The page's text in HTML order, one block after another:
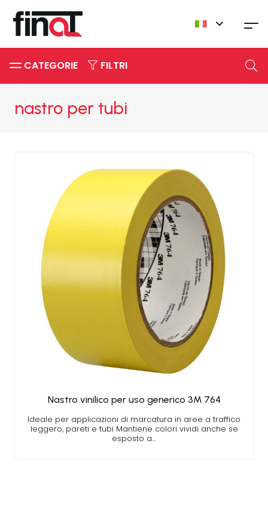
CATEGORIE FILTRI
nastro per tubi
Nastro vinilico per uso generico 3M 764
Ideale per applicazioni di marcatura in aree a traffico
leggero, pareti e tubi Mantiene colori vividi anche se
esposto a…